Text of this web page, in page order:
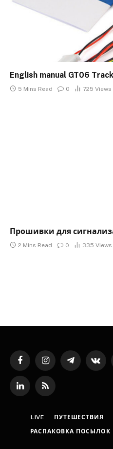
English manual GT06
5 Mins Read 0 725 Views
Прошивки для
2 Mins Read 0 335 Views
FacebookInstagramTelegram
LinkedInRSS
LIVE ПУТЕШЕСТВИЯ
РАСПАКОВКА ПОСЫЛОК